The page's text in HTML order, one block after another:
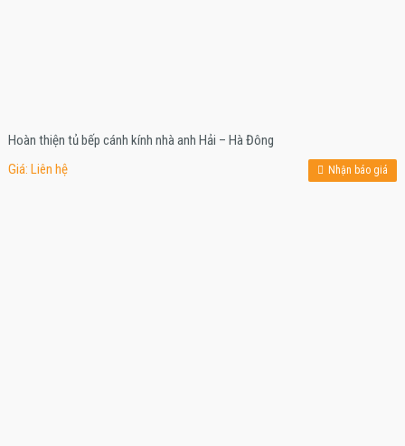
Hoàn thiện tủ bếp cánh kính nhà anh Hải – Hà Đông
Giá: Liên hệ
Nhận báo giá